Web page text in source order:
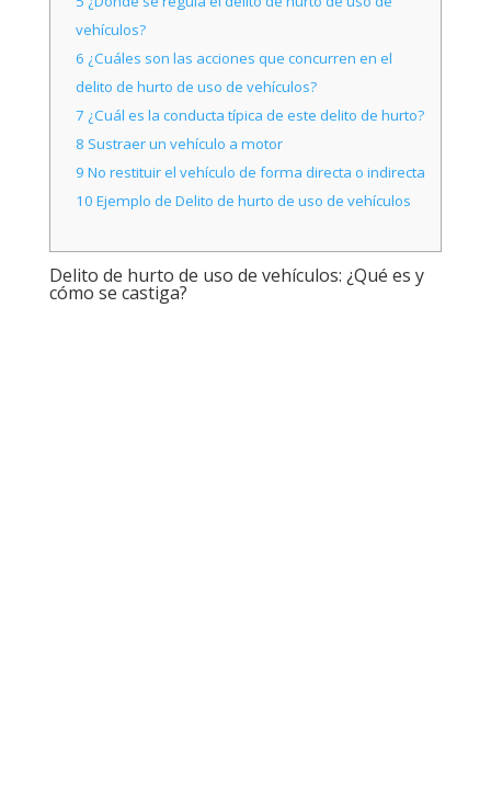
vehículos?
6 ¿Cuáles son las acciones que concurren en el
delito de hurto de uso de vehículos?
7 ¿Cuál es la conducta típica de este delito de hurto?
8 Sustraer un vehículo a motor
9 No restituir el vehículo de forma directa o indirecta
10 Ejemplo de Delito de hurto de uso de vehículos
Delito de hurto de uso de vehículos: ¿Qué es y
cómo se castiga?